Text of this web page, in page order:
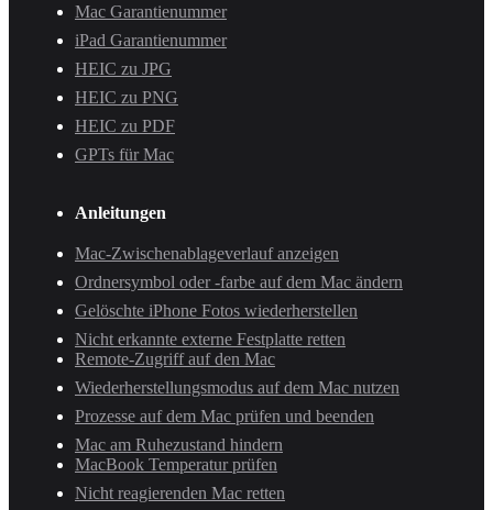
Mac Garantienummer
iPad Garantienummer
HEIC zu JPG
HEIC zu PNG
HEIC zu PDF
GPTs für Mac
Anleitungen
Mac-Zwischenablageverlauf anzeigen
Ordnersymbol oder -farbe auf dem Mac ändern
Gelöschte iPhone Fotos wiederherstellen
Nicht erkannte externe Festplatte retten
Remote-Zugriff auf den Mac
Wiederherstellungsmodus auf dem Mac nutzen
Prozesse auf dem Mac prüfen und beenden
Mac am Ruhezustand hindern
MacBook Temperatur prüfen
Nicht reagierenden Mac retten